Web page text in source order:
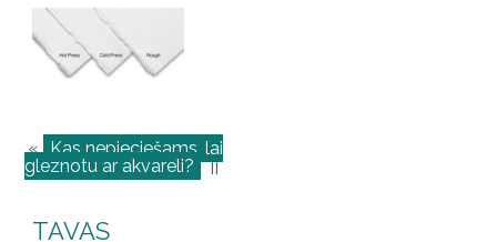
« Kas nepieciešams, lai
gleznotu ar akvareli? ||
TAVAS